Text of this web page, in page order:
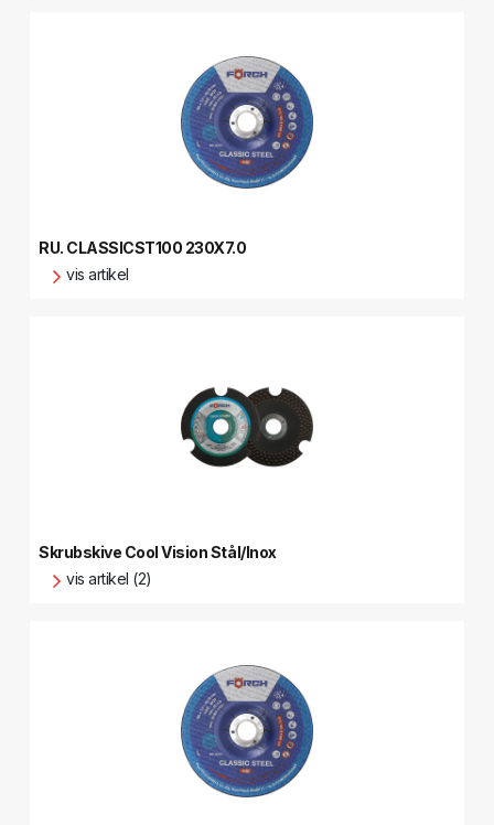
RU. CLASSICST100 230X7.0
vis artikel
Skrubskive Cool Vision Stål/Inox
vis artikel (2)